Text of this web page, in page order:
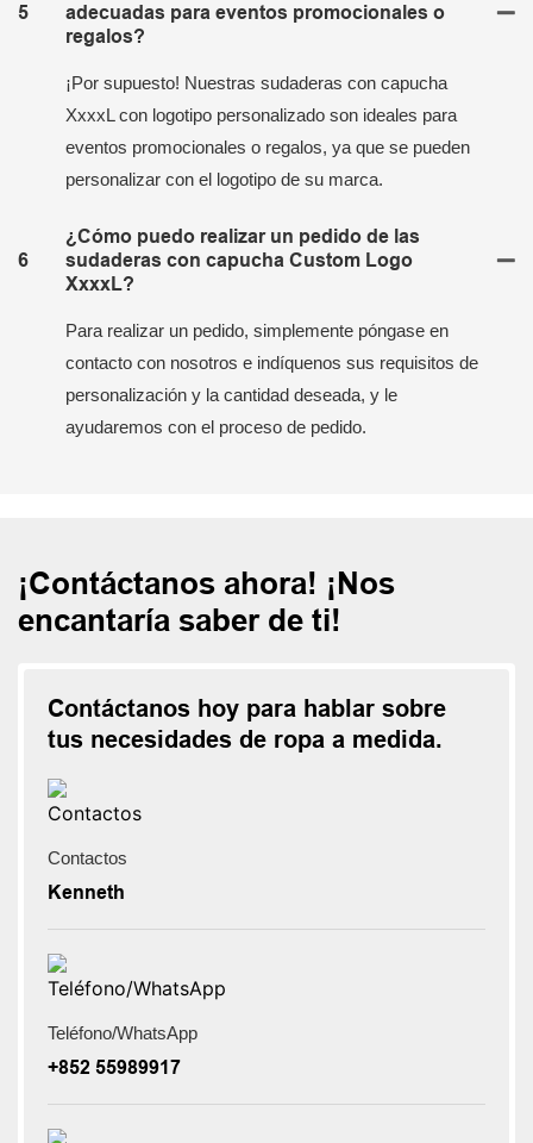
5
adecuadas para eventos promocionales o
regalos?
¡Por supuesto! Nuestras sudaderas con capucha
XxxxL con logotipo personalizado son ideales para
eventos promocionales o regalos, ya que se pueden
personalizar con el logotipo de su marca.
6
¿Cómo puedo realizar un pedido de las
sudaderas con capucha Custom Logo
XxxxL?
Para realizar un pedido, simplemente póngase en
contacto con nosotros e indíquenos sus requisitos de
personalización y la cantidad deseada, y le
ayudaremos con el proceso de pedido.
¡Contáctanos ahora! ¡Nos
encantaría saber de ti!
Contáctanos hoy para hablar sobre
tus necesidades de ropa a medida.
Contactos
Kenneth
Teléfono/WhatsApp
+852 55989917